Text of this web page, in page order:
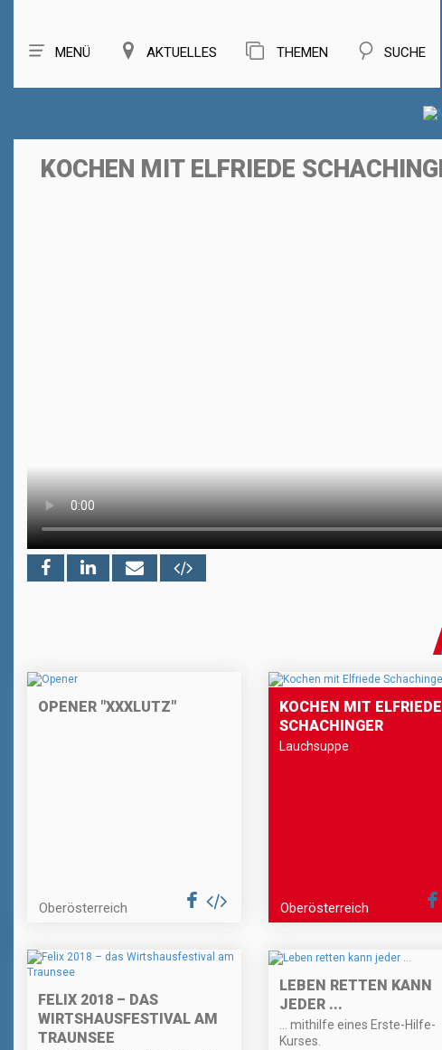
MENÜ AKTUELLES THEMEN SUCHE
KOCHEN MIT ELFRIEDE
OPENER "XXXLUTZ"
Oberösterreich
KOCHEN MIT ELFRIEDE
SCHACHINGER
Lauchsuppe
Oberösterreich
FELIX 2018 – DAS
WIRTSHAUSFESTIVAL AM
TRAUNSEE
LEBEN RETTEN KANN
JEDER ...
... mithilfe eines Erste-Hilfe-
Kurses.